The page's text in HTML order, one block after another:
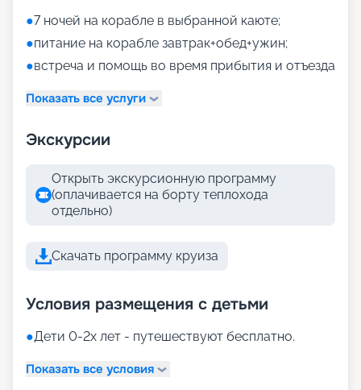
●7 ночей на корабле в выбранной каюте;
●питание на корабле завтрак+обед+ужин;
●встреча и помощь во время прибытия и отъезда
Показать все услуги
Экскурсии
Открыть экскурсионную программу
(оплачивается на борту теплохода
отдельно)
Скачать программу круиза
Условия размещения с детьми
●Дети 0-2х лет - путешествуют бесплатно.
Показать все условия